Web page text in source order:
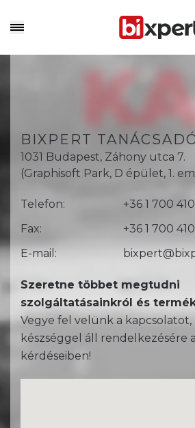
BIXPERT
1031 Budapest, Záhony utca 7.
(Graphisoft Park, D épület, 1.
Telefon:
+36 1 700
Fax:
+36 1 700
E-mail:
Szeretne többet megtudni
szolgáltatásainkról és
Vegye fel velünk a
készséggel áll rendelkezésére
kérdéseiben!